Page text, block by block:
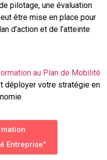
pilotage, une évaluation
être mise en place pour
d’action et de l’atteinte
au Plan de Mobilité
déployer votre stratégie en
Entreprise"